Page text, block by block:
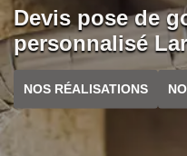
Devis pose de
personnalisé
NOS RÉALISATIONS